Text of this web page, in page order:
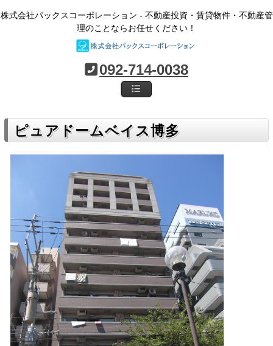
株式会社パックスコーポレーション - 不動産投資・賃貸物件・不動産管
理のことならお任せください！
092-714-0038
ピュアドームベイス博多